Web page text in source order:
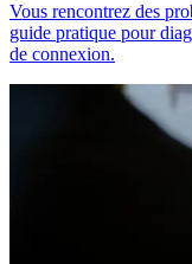
Vous rencontrez des
guide pratique pour
de connexion.